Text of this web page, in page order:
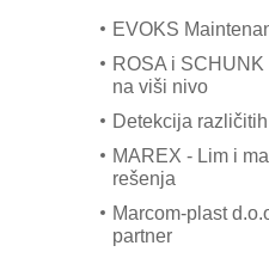
EVOKS
ROSA i
na viši nivo
Detekcija
MAREX - Lim i
rešenja
Marcom-plast
partner